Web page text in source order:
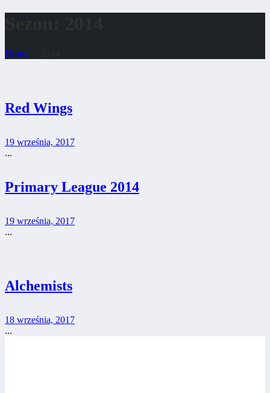
Home
Red Wings
19 września, 2017
...
Primary League 2014
19 września, 2017
...
Alchemists
18 września, 2017
...